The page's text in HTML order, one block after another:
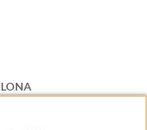
Barcelona